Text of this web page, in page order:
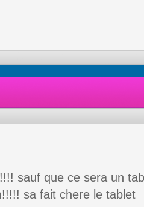
sauf que ce sera un
sa fait chere le tablet